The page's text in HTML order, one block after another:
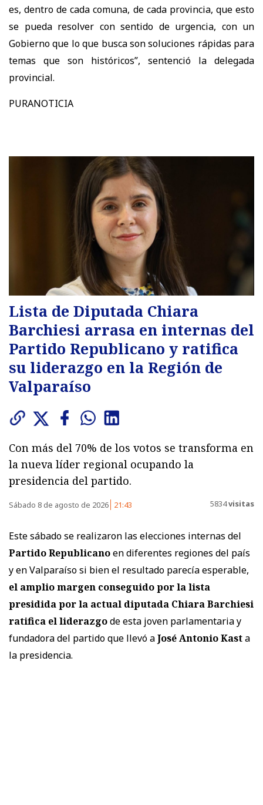
es, dentro de cada comuna, de cada provincia, que esto
se pueda resolver con sentido de urgencia, con un
Gobierno que lo que busca son soluciones rápidas para
temas que son históricos”, sentenció la delegada
provincial.
PURANOTICIA
Lista de Diputada Chiara
Barchiesi arrasa en internas del
Partido Republicano y ratifica
su liderazgo en la Región de
Valparaíso
Con más del 70% de los votos se transforma en
la nueva líder regional ocupando la
presidencia del partido.
Sábado 8 de agosto de 2026 21:43 5834visitas
Este sábado se realizaron las elecciones internas del
Partido Republicanoen diferentes regiones del país
y en Valparaíso si bien el resultado parecía esperable,
el amplio margen conseguido por la lista
presidida por la actual diputada Chiara Barchiesi
ratifica el liderazgode esta joven parlamentaria y
fundadora del partido que llevó aJosé Antonio Kasta
la presidencia.